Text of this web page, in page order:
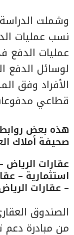
وشملت
نسب عمليات
عمليات الدفع
لوسائل الدفع
الأفراد وفق
قطاعي
هذه بعض روابط
صحيفة أملاك
عقارات
استثمارية –
– عقارات
الصندوق
من مبادرة